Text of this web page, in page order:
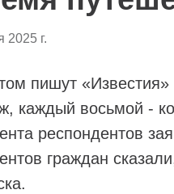
2025 г.
пишут «Известия»
каждый восьмой -
респондентов
граждан